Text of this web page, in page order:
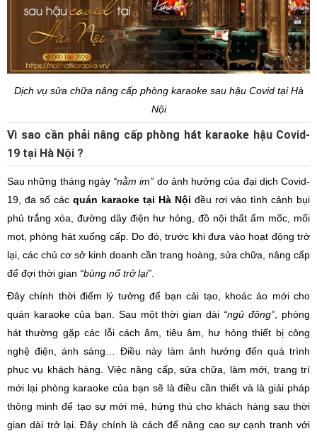
Dịch vụ sửa chữa nâng cấp phòng karaoke sau hậu Covid tại Hà
Nội
Vì sao cần phải nâng cấp phòng hát karaoke hậu Covid-
19 tại Hà Nội ?
Sau những tháng ngày “nằm im” do ảnh hưởng của đại dịch Covid-
19, đa số các quán karaoke tại Hà Nội đều rơi vào tình cảnh bụi
phủ trắng xóa, đường dây điện hư hỏng, đồ nội thất ẩm mốc, mối
mọt, phòng hát xuống cấp. Do đó, trước khi đưa vào hoạt động trở
lại, các chủ cơ sở kinh doanh cần trang hoàng, sửa chữa, nâng cấp
để đợi thời gian “bùng nổ trở lại”
Đây chính thời điểm lý tưởng để bạn cải tạo, khoác áo mới cho
quán karaoke của bạn. Sau một thời gian dài “ngủ đông” , phòng
hát thường gặp các lỗi cách âm, tiêu âm, hư hỏng thiết bị công
nghệ điện, ánh sáng… Điều này làm ảnh hưởng đến quá trình
phục vụ khách hàng. Việc nâng cấp, sửa chữa, làm mới, trang trí
mới lại phòng karaoke của bạn sẽ là điều cần thiết và là giải pháp
thông minh để tạo sự mới mẻ, hứng thú cho khách hàng sau thời
gian dài trở lại. Đây chính là cách để nâng cao sự cạnh tranh với